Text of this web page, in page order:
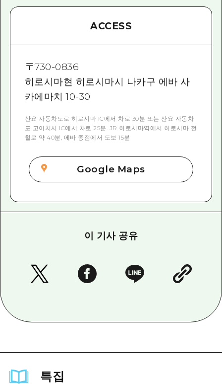
ACCESS
〒730-0836
히로시마현 히로시마시 나카구 에바 사
카에마치 10-30
산요 자동차도로 히로시마 IC에서 차로 30분 또는 산요 자동차
도 고이치시 IC에서 차로 25분. JR 히로시마역에서 히로시마 전
철로 약 40분, 에바 종점에서 도보 15분
Google Maps
이 기사 공유
특집